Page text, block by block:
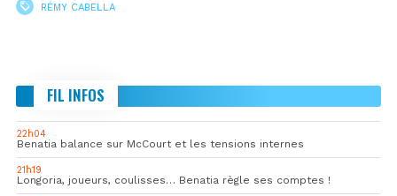
RÉMY CABELLA
FIL INFOS
22h04
Benatia balance sur McCourt et les tensions internes
21h19
Longoria, joueurs, coulisses… Benatia règle ses comptes !